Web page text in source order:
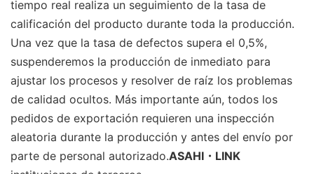
tiempo real realiza un seguimiento de la tasa de
calificación del producto durante toda la producción.
Una vez que la tasa de defectos supera el 0,5%,
suspenderemos la producción de inmediato para
ajustar los procesos y resolver de raíz los problemas
de calidad ocultos. Más importante aún, todos los
pedidos de exportación requieren una inspección
aleatoria durante la producción y antes del envío por
parte de personal autorizado.ASAHI・LINK